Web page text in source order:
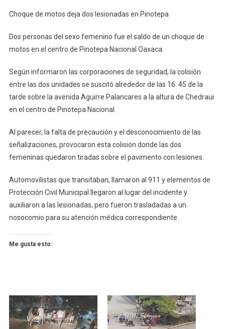
Deja
En
Pinotepa
Choque de motos deja dos lesionadas en Pinotepa
Dos personas del sexo femenino fue el saldo de un choque de
motos en el centro de Pinotepa Nacional Oaxaca.
Según informaron las corporaciones de seguridad, la colisión
entre las dos unidades se suscitó alrededor de las 16: 45 de la
tarde sobre la avenida Aguirre Palancares a la altura de Chedraui
en el centro de Pinotepa Nacional.
Al parecer, la falta de precaución y el desconocimiento de las
señalizaciones, provocaron esta colisión donde las dos
femeninas quedaron tiradas sobre el pavimento con lesiones.
Automovilistas que transitaban, llamaron al 911 y elementos de
Protección Civil Municipal llegaron al lugar del incidente y
auxiliaron a las lesionadas, pero fueron trasladadas a un
nosocomio para su atención médica correspondiente.
Me gusta esto: